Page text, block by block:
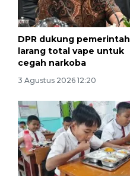
DPR dukung pemerintah
larang total vape untuk
cegah narkoba
3 Agustus 2026 12:20